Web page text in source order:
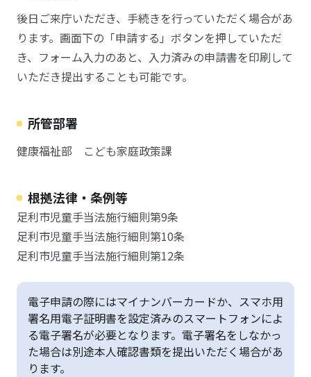
後日ご来庁いただき、手続きを行っていただく場合があ
ります。画面下の「申請する」ボタンを押していただ
き、フォーム入力のあと、入力済みの申請書を印刷して
いただき提出することも可能です。
所管部署
健康福祉部 こども家庭政策課
根拠法律・条例等
足利市児童手当法施行細則第9条
足利市児童手当法施行細則第10条
足利市児童手当法施行細則第12条
電子申請の際にはマイナンバーカードか、スマホ用
署名用電子証明書を設定済みのスマートフォンによ
る電子署名が必要となります。電子署名をしなかっ
た場合は別途本人確認書類を提出いただく場合があ
ります。